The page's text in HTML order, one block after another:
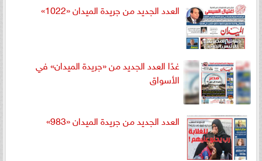
العدد الجديد من جريدة الميدان «1022»
غدًا العدد الجديد من «جريدة الميدان» في
الأسواق
العدد الجديد من جريدة الميدان «983»